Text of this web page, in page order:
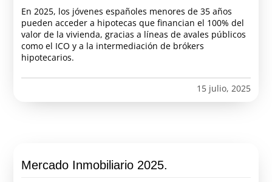
En 2025, los jóvenes españoles menores de 35 años
pueden acceder a hipotecas que financian el 100% del
valor de la vivienda, gracias a líneas de avales públicos
como el ICO y a la intermediación de brókers
hipotecarios.
15 julio, 2025
Mercado Inmobiliario 2025.